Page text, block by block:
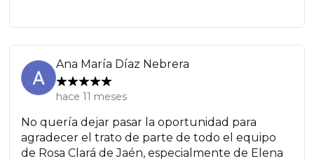
Ana María Díaz Nebrera
hace 11 meses
No quería dejar pasar la oportunidad para
agradecer el trato de parte de todo el equipo
de Rosa Clará de Jaén, especialmente de Elena